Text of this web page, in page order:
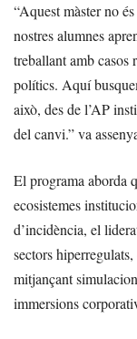
“Aquest màster no
nostres alumnes
treballant amb casos
polítics. Aquí
això, des de l’AP
del canvi.” va
El programa aborda
ecosistemes
d’incidència, el
sectors
mitjançant
immersions